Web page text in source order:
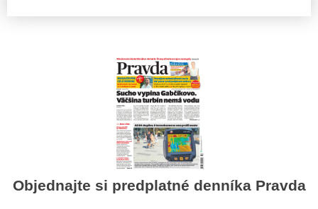
Objednajte si predplatné denníka Pravda